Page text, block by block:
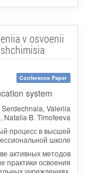
v osvoenii
Conference Paper
system
Valeriia
Natalia B. Timofeeva
процесс в высшей
школе
активных методов
практики освоения
учреждениях.